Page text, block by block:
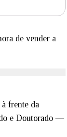
de vender a
frente da
e Doutorado —